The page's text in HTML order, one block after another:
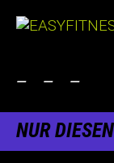
Skip
— — —
NUR